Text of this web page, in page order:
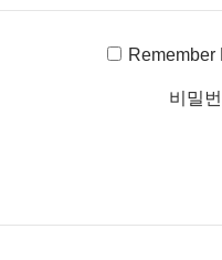
Remember
비밀